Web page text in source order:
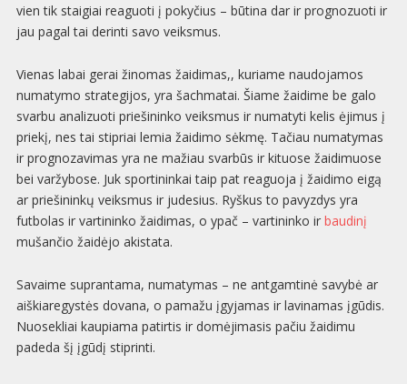
vien tik staigiai reaguoti į pokyčius – būtina dar ir prognozuoti ir
jau pagal tai derinti savo veiksmus.
Vienas labai gerai žinomas žaidimas,, kuriame naudojamos
numatymo strategijos, yra šachmatai. Šiame žaidime be galo
svarbu analizuoti priešininko veiksmus ir numatyti kelis ėjimus į
priekį, nes tai stipriai lemia žaidimo sėkmę. Tačiau numatymas
ir prognozavimas yra ne mažiau svarbūs ir kituose žaidimuose
bei varžybose. Juk sportininkai taip pat reaguoja į žaidimo eigą
ar priešininkų veiksmus ir judesius. Ryškus to pavyzdys yra
futbolas ir vartininko žaidimas, o ypač – vartininko ir baudinį
mušančio žaidėjo akistata.
Savaime suprantama, numatymas – ne antgamtinė savybė ar
aiškiaregystės dovana, o pamažu įgyjamas ir lavinamas įgūdis.
Nuosekliai kaupiama patirtis ir domėjimasis pačiu žaidimu
padeda šį įgūdį stiprinti.